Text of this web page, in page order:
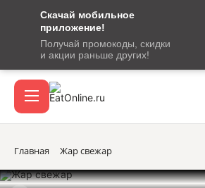
Скачай мобильное
приложение!
Получай промокоды, скидки
и акции раньше других!
сообщение
кодом
подтверждения
Акции
Главная Жар свежар